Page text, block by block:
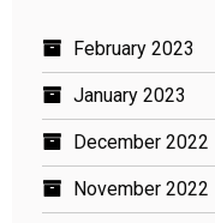
February 2023
January 2023
December 2022
November 2022